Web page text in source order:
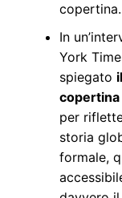
copertina.
In
York
spiegato
per
storia
formale,